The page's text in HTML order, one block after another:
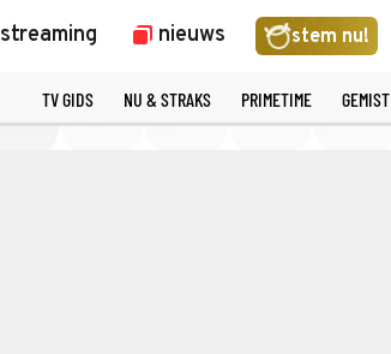
streaming nieuws stem nu!
TV GIDS NU & STRAKS PRIMETIME GEMIST